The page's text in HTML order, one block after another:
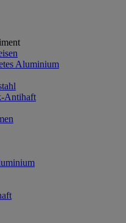
Aluminium
Antihaft